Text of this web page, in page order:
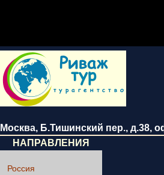
Москва, Б.Тишинский пер., д.38,
НАПРАВЛЕНИЯ
Россия